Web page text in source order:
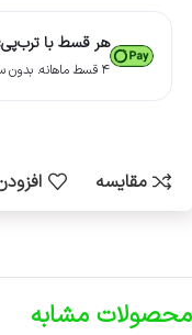
هر قسط با ترب‌پی:
۴ قسط ماهانه. بدون سود، چک و ضامن.
مقایسه
محصولات مشابه